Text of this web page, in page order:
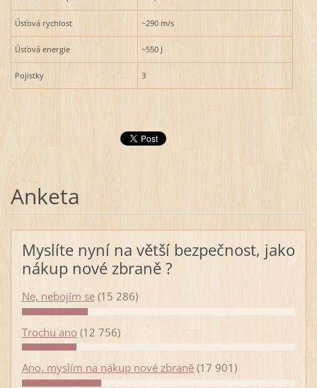
Úsťová rychlost ~290 m/s
Úsťová energie ~550 J
Pojistky 3
Anketa
Myslíte nyní na větší bezpečnost, jako
nákup nové zbraně ?
Ne, nebojím se (15 286)
Trochu ano (12 756)
Ano, myslím na nákup nové zbraně (17 901)